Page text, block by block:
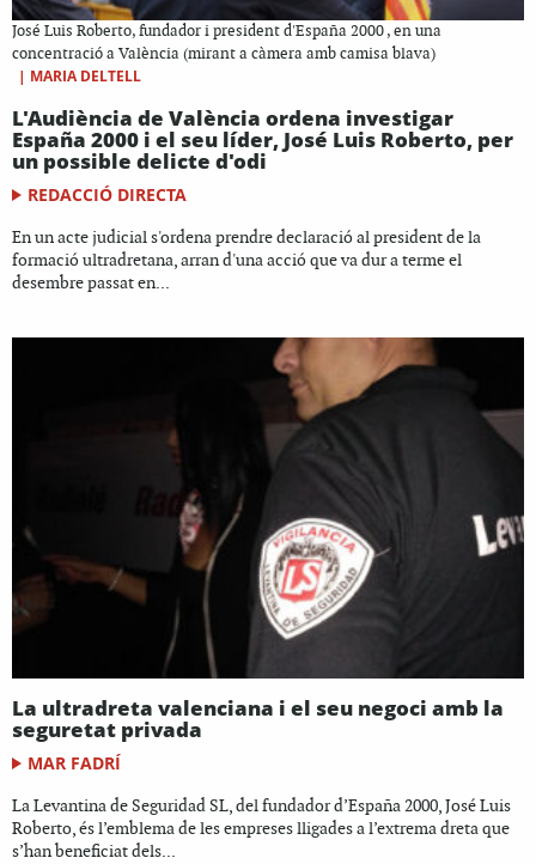
José Luis Roberto, fundador i president d'España 2000 , en una
concentració a València (mirant a càmera amb camisa blava)
| MARIA DELTELL
L'Audiència de València ordena investigar
España 2000 i el seu líder, José Luis Roberto, per
un possible delicte d'odi
REDACCIÓ DIRECTA
En un acte judicial s'ordena prendre declaració al president de la
formació ultradretana, arran d'una acció que va dur a terme el
desembre passat en...
La ultradreta valenciana i el seu negoci amb la
seguretat privada
MAR FADRÍ
La Levantina de Seguridad SL, del fundador d’España 2000, José Luis
Roberto, és l’emblema de les empreses lligades a l’extrema dreta que
s’han beneficiat dels...